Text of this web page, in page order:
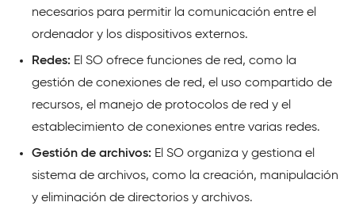
necesarios para permitir la comunicación entre el
ordenador y los dispositivos externos.
Redes: El SO ofrece funciones de red, como la
gestión de conexiones de red, el uso compartido de
recursos, el manejo de protocolos de red y el
establecimiento de conexiones entre varias redes.
Gestión de archivos: El SO organiza y gestiona el
sistema de archivos, como la creación, manipulación
y eliminación de directorios y archivos.